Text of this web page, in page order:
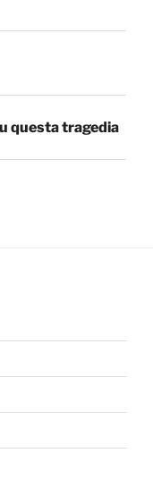
questa tragedia